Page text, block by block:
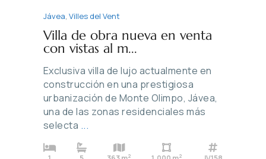
Jávea, Villes del Vent
Villa de obra nueva en venta
con vistas al m...
Exclusiva villa de lujo actualmente en
construcción en una prestigiosa
urbanización de Monte Olimpo, Jávea,
una de las zonas residenciales más
selecta ...
2 2